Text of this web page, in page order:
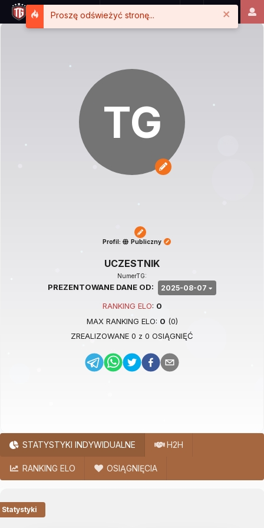
TG
Profil: Publiczny
UCZESTNIK
NumerTG:
PREZENTOWANE DANE OD: 2025-08-07
RANKING ELO: 0
MAX RANKING ELO: 0 (0)
ZREALIZOWANE 0 z 0 OSIĄGNIĘĆ
STATYSTYKI INDYWIDUALNE H2H
RANKING ELO OSIĄGNIĘCIA
Statystyki
Proszę odświeżyć stronę... Close